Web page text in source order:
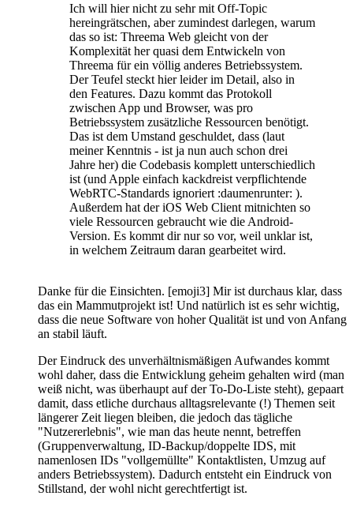
Ich will hier nicht zu sehr mit Off-Topic
hereingrätschen, aber zumindest darlegen, warum
das so ist: Threema Web gleicht von der
Komplexität her quasi dem Entwickeln von
Threema für ein völlig anderes Betriebssystem.
Der Teufel steckt hier leider im Detail, also in
den Features. Dazu kommt das Protokoll
zwischen App und Browser, was pro
Betriebssystem zusätzliche Ressourcen benötigt.
Das ist dem Umstand geschuldet, dass (laut
meiner Kenntnis - ist ja nun auch schon drei
Jahre her) die Codebasis komplett unterschiedlich
ist (und Apple einfach kackdreist verpflichtende
WebRTC-Standards ignoriert :daumenrunter: ).
Außerdem hat der iOS Web Client mitnichten so
viele Ressourcen gebraucht wie die Android-
Version. Es kommt dir nur so vor, weil unklar ist,
in welchem Zeitraum daran gearbeitet wird.
Danke für die Einsichten. [emoji3] Mir ist durchaus klar, dass
das ein Mammutprojekt ist! Und natürlich ist es sehr wichtig,
dass die neue Software von hoher Qualität ist und von Anfang
an stabil läuft.
Der Eindruck des unverhältnismäßigen Aufwandes kommt
wohl daher, dass die Entwicklung geheim gehalten wird (man
weiß nicht, was überhaupt auf der To-Do-Liste steht), gepaart
damit, dass etliche durchaus alltagsrelevante (!) Themen seit
längerer Zeit liegen bleiben, die jedoch das tägliche
"Nutzererlebnis", wie man das heute nennt, betreffen
(Gruppenverwaltung, ID-Backup/doppelte IDS, mit
namenlosen IDs "vollgemüllte" Kontaktlisten, Umzug auf
anders Betriebssystem). Dadurch entsteht ein Eindruck von
Stillstand, der wohl nicht gerechtfertigt ist.